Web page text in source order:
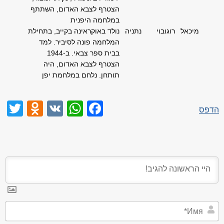
הצטרף לצבא האדום, השתתף
במלחמה היפנית
מיכאל
רוגובוי נתניה
נולד באוקראינה בקייב, בתחילת
המלחמה פונה לסיביר. למד
בבית ספר צבאי. ב-1944
הצטרף לצבא האדום, היה
תותחן. נלחם במלחמת יפן
הדפס Facebook
VK